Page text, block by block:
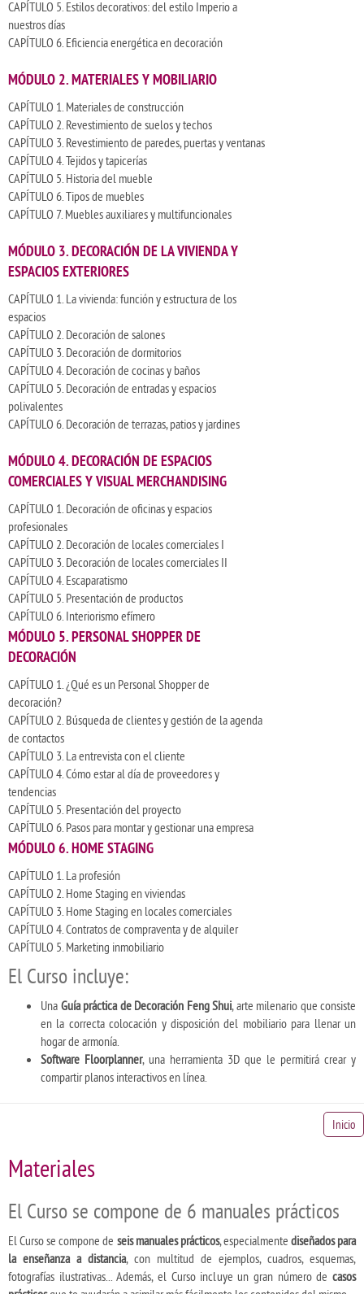
CAPÍTULO 5. Estilos decorativos: del estilo Imperio a
nuestros días
CAPÍTULO 6. Eficiencia energética en decoración
MÓDULO 2. MATERIALES Y MOBILIARIO
CAPÍTULO 1. Materiales de construcción
CAPÍTULO 2. Revestimiento de suelos y techos
CAPÍTULO 3. Revestimiento de paredes, puertas y ventanas
CAPÍTULO 4. Tejidos y tapicerías
CAPÍTULO 5. Historia del mueble
CAPÍTULO 6. Tipos de muebles
CAPÍTULO 7. Muebles auxiliares y multifuncionales
MÓDULO 3. DECORACIÓN DE LA VIVIENDA Y
ESPACIOS EXTERIORES
CAPÍTULO 1. La vivienda: función y estructura de los
espacios
CAPÍTULO 2. Decoración de salones
CAPÍTULO 3. Decoración de dormitorios
CAPÍTULO 4. Decoración de cocinas y baños
CAPÍTULO 5. Decoración de entradas y espacios
polivalentes
CAPÍTULO 6. Decoración de terrazas, patios y jardines
MÓDULO 4. DECORACIÓN DE ESPACIOS
COMERCIALES Y VISUAL MERCHANDISING
CAPÍTULO 1. Decoración de oficinas y espacios
profesionales
CAPÍTULO 2. Decoración de locales comerciales I
CAPÍTULO 3. Decoración de locales comerciales II
CAPÍTULO 4. Escaparatismo
CAPÍTULO 5. Presentación de productos
CAPÍTULO 6. Interiorismo efímero
MÓDULO 5. PERSONAL SHOPPER DE
DECORACIÓN
CAPÍTULO 1. ¿Qué es un Personal Shopper de
decoración?
CAPÍTULO 2. Búsqueda de clientes y gestión de la agenda
de contactos
CAPÍTULO 3. La entrevista con el cliente
CAPÍTULO 4. Cómo estar al día de proveedores y
tendencias
CAPÍTULO 5. Presentación del proyecto
CAPÍTULO 6. Pasos para montar y gestionar una empresa
MÓDULO 6. HOME STAGING
CAPÍTULO 1. La profesión
CAPÍTULO 2. Home Staging en viviendas
CAPÍTULO 3. Home Staging en locales comerciales
CAPÍTULO 4. Contratos de compraventa y de alquiler
CAPÍTULO 5. Marketing inmobiliario
El Curso incluye:
Una Guía práctica de Decoración Feng Shui, arte milenario que consiste
en la correcta colocación y disposición del mobiliario para llenar un
hogar de armonía.
Software Floorplanner, una herramienta 3D que le permitirá crear y
compartir planos interactivos en línea.
Inicio
Materiales
El Curso se compone de 6 manuales prácticos
El Curso se compone de seis manuales prácticos, especialmente diseñados para
la enseñanza a distancia, con multitud de ejemplos, cuadros, esquemas,
fotografías ilustrativas... Además, el Curso incluye un gran número de casos